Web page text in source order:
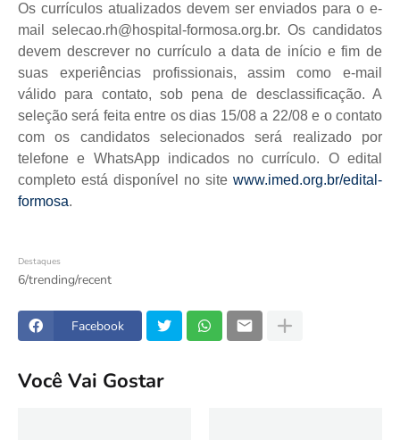
Os currículos atualizados devem ser enviados para o e-
mail selecao.rh@hospital-formosa.org.br. Os candidatos
devem descrever no currículo a data de início e fim de
suas experiências profissionais, assim como e-mail
válido para contato, sob pena de desclassificação. A
seleção será feita entre os dias 15/08 a 22/08 e o contato
com os candidatos selecionados será realizado por
telefone e WhatsApp indicados no currículo. O edital
completo está disponível no site www.imed.org.br/edital-
formosa.
Destaques
6/trending/recent
Facebook
Você Vai Gostar